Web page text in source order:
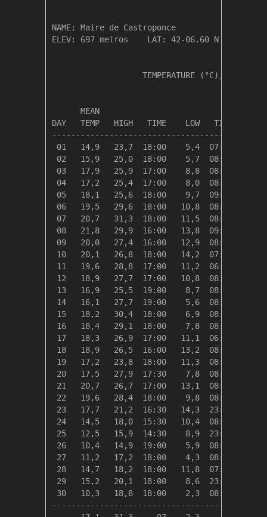
NAME: Maire de Castroponce
ELEV: 697 metros    LAT: 42-06.60 N    LONG:
TEMPERATURE (°C), RAIN
MEAN
DAY   TEMP   HIGH   TIME    LOW   TIME
01   14,9   23,7  18:00    5,4  07:30
02   15,9   25,0  18:00    5,7  08:00
03   17,9   25,9  17:00    8,8  08:30
04   17,2   25,4  17:00    8,0  08:30
05   18,1   25,6  18:00    9,7  09:00
06   19,5   29,6  18:00   10,8  08:00
07   20,7   31,3  18:00   11,5  08:00
08   21,8   29,9  16:00   13,8  09:00
09   20,0   27,4  16:00   12,9  08:00
10   20,1   26,8  18:00   14,2  07:00
11   19,6   28,8  17:00   11,2  06:00
12   18,9   27,7  17:00   10,8  08:00
13   16,9   25,5  19:00    8,7  08:00
14   16,1   27,7  19:00    5,6  08:00
15   18,2   30,4  18:00    6,9  08:00
16   18,4   29,1  18:00    7,8  08:00
17   18,3   26,9  17:00   11,1  06:00
18   18,9   26,5  16:00   13,2  08:30
19   17,2   23,8  18:00   11,3  08:30
20   17,5   27,9  17:30    7,8  08:30
21   20,7   26,7  17:00   13,1  08:30
22   19,6   28,4  18:00    9,8  08:30
23   17,7   21,2  16:30   14,3  23:30
24   14,5   18,0  15:30   10,4  08:00
25   12,5   15,9  14:30    8,9  23:59
26   10,4   14,9  19:00    5,9  08:00
27   11,2   17,2  18:00    4,3  08:00
28   14,7   18,2  18:00   11,8  07:30
29   15,2   20,1  18:00    8,6  23:59
30   10,3   18,8  18:00    2,3  08:30